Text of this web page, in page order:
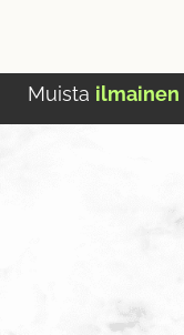
Muista ilmainen